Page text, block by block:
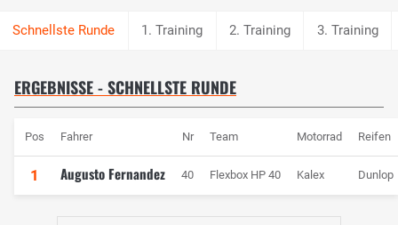
1. Training 2. Training 3. Training
ERGEBNISSE - SCHNELLSTE RUNDE
Pos Fahrer Nr Team Motorrad Reifen
1 Augusto Fernandez 40 Flexbox HP 40 Kalex Dunlop